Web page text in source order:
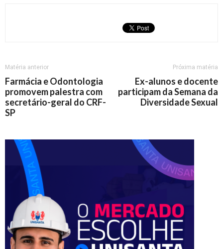
Matéria anterior
Farmácia e Odontologia
promovem palestra com
secretário-geral do CRF-
SP
Próxima matéria
Ex-alunos e docente
participam da Semana da
Diversidade Sexual